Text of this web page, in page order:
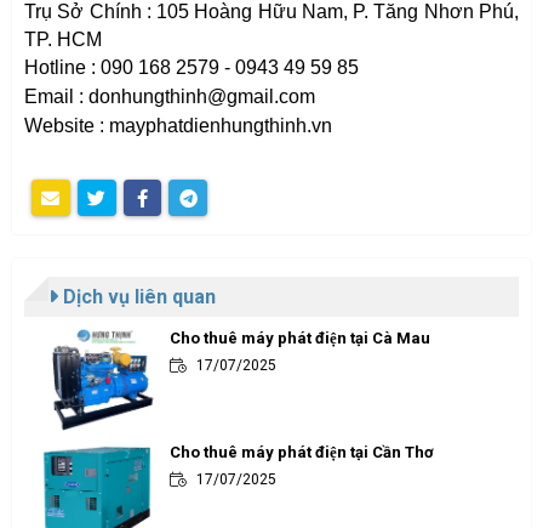
Trụ Sở Chính : 105 Hoàng Hữu Nam, P. Tăng Nhơn Phú,
TP. HCM
Hotline : 090 168 2579 - 0943 49 59 85
Email : donhungthinh@gmail.com
Website : mayphatdienhungthinh.vn
Dịch vụ liên quan
Cho thuê máy phát điện tại Cà Mau
17/07/2025
Cho thuê máy phát điện tại Cần Thơ
17/07/2025